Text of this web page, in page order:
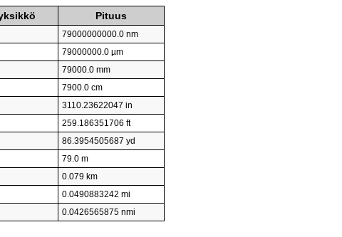
Pituus
79000000000.0 nm
79000000.0 µm
79000.0 mm
7900.0 cm
3110.23622047 in
259.186351706 ft
86.3954505687 yd
79.0 m
0.079 km
0.0490883242 mi
0.0426565875 nmi